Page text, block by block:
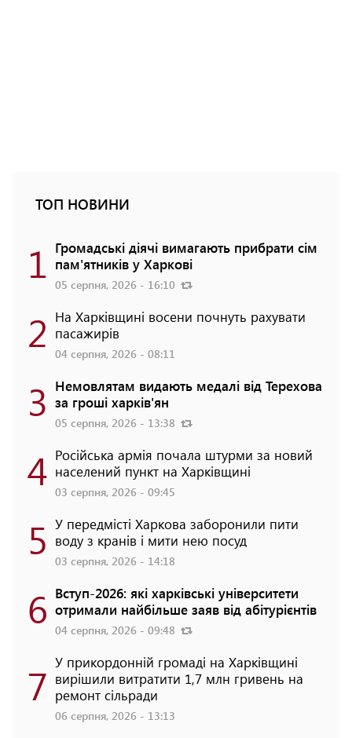
ТОП НОВИНИ
1 Громадські діячі вимагають прибрати сім
пам'ятників у Харкові
05 серпня, 2026 - 16:10
2 На Харківщині восени почнуть рахувати
пасажирів
04 серпня, 2026 - 08:11
3 Немовлятам видають медалі від Терехова
за гроші харків'ян
05 серпня, 2026 - 13:38
4 Російська армія почала штурми за новий
населений пункт на Харківщині
03 серпня, 2026 - 09:45
5 У передмісті Харкова заборонили пити
воду з кранів і мити нею посуд
03 серпня, 2026 - 14:18
6 Вступ-2026: які харківські університети
отримали найбільше заяв від абітурієнтів
04 серпня, 2026 - 09:48
7 У прикордонній громаді на Харківщині
вирішили витратити 1,7 млн гривень на
ремонт сільради
06 серпня, 2026 - 13:13